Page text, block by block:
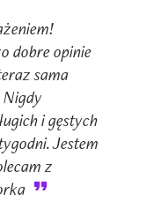
dobre opinie
sama
i gęstych
Jestem
z